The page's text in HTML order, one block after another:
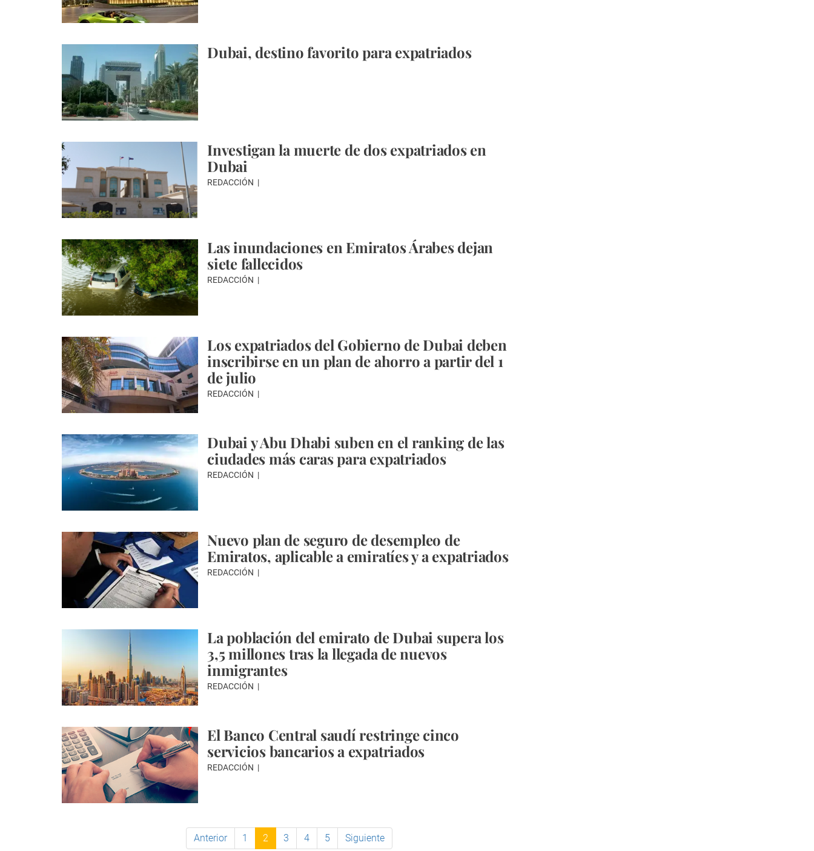
Dubai, destino favorito para expatriados
Investigan la muerte de dos expatriados en
Dubai
REDACCIÓN
Las inundaciones en Emiratos Árabes dejan
siete fallecidos
REDACCIÓN
Los expatriados del Gobierno de Dubai deben
inscribirse en un plan de ahorro a partir del 1
de julio
REDACCIÓN
Dubai y Abu Dhabi suben en el ranking de las
ciudades más caras para expatriados
REDACCIÓN
Nuevo plan de seguro de desempleo de
Emiratos, aplicable a emiratíes y a expatriados
REDACCIÓN
La población del emirato de Dubai supera los
3,5 millones tras la llegada de nuevos
inmigrantes
REDACCIÓN
El Banco Central saudí restringe cinco
servicios bancarios a expatriados
REDACCIÓN
Anterior 1 2 3 4 5 Siguiente